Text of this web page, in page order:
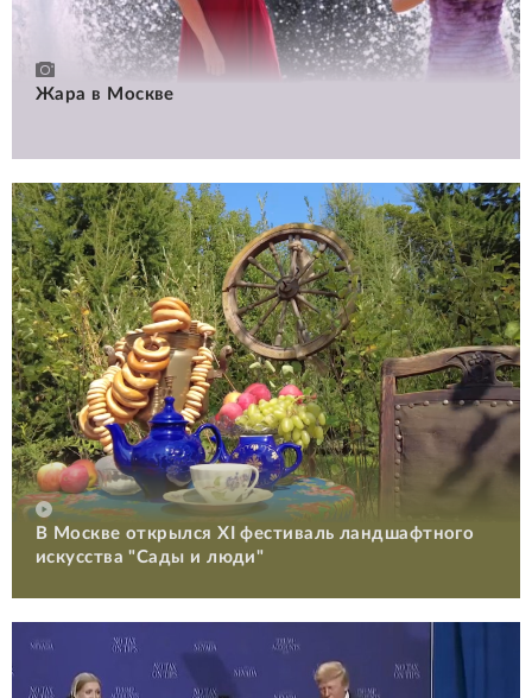
Жара в Москве
В Москве открылся XI фестиваль ландшафтного
искусства "Сады и люди"